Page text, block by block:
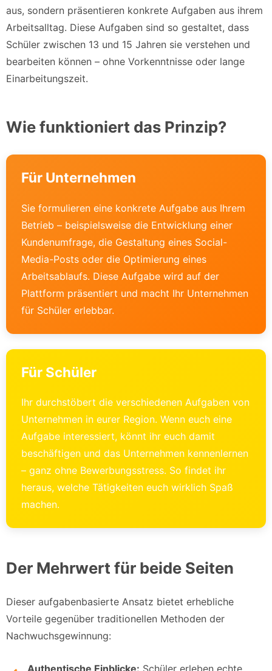
aus, sondern präsentieren konkrete Aufgaben aus ihrem
Arbeitsalltag. Diese Aufgaben sind so gestaltet, dass
Schüler zwischen 13 und 15 Jahren sie verstehen und
bearbeiten können – ohne Vorkenntnisse oder lange
Einarbeitungszeit.
Wie funktioniert das Prinzip?
Für Unternehmen
Sie formulieren eine konkrete Aufgabe aus Ihrem
Betrieb – beispielsweise die Entwicklung einer
Kundenumfrage, die Gestaltung eines Social-
Media-Posts oder die Optimierung eines
Arbeitsablaufs. Diese Aufgabe wird auf der
Plattform präsentiert und macht Ihr Unternehmen
für Schüler erlebbar.
Für Schüler
Ihr durchstöbert die verschiedenen Aufgaben von
Unternehmen in eurer Region. Wenn euch eine
Aufgabe interessiert, könnt ihr euch damit
beschäftigen und das Unternehmen kennenlernen
– ganz ohne Bewerbungsstress. So findet ihr
heraus, welche Tätigkeiten euch wirklich Spaß
machen.
Der Mehrwert für beide Seiten
Dieser aufgabenbasierte Ansatz bietet erhebliche
Vorteile gegenüber traditionellen Methoden der
Nachwuchsgewinnung: